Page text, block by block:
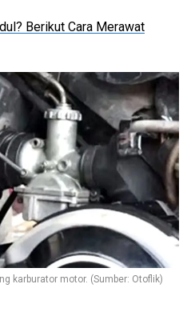
Berikut Cara Merawat
karburator motor. (Sumber: Otoflik)